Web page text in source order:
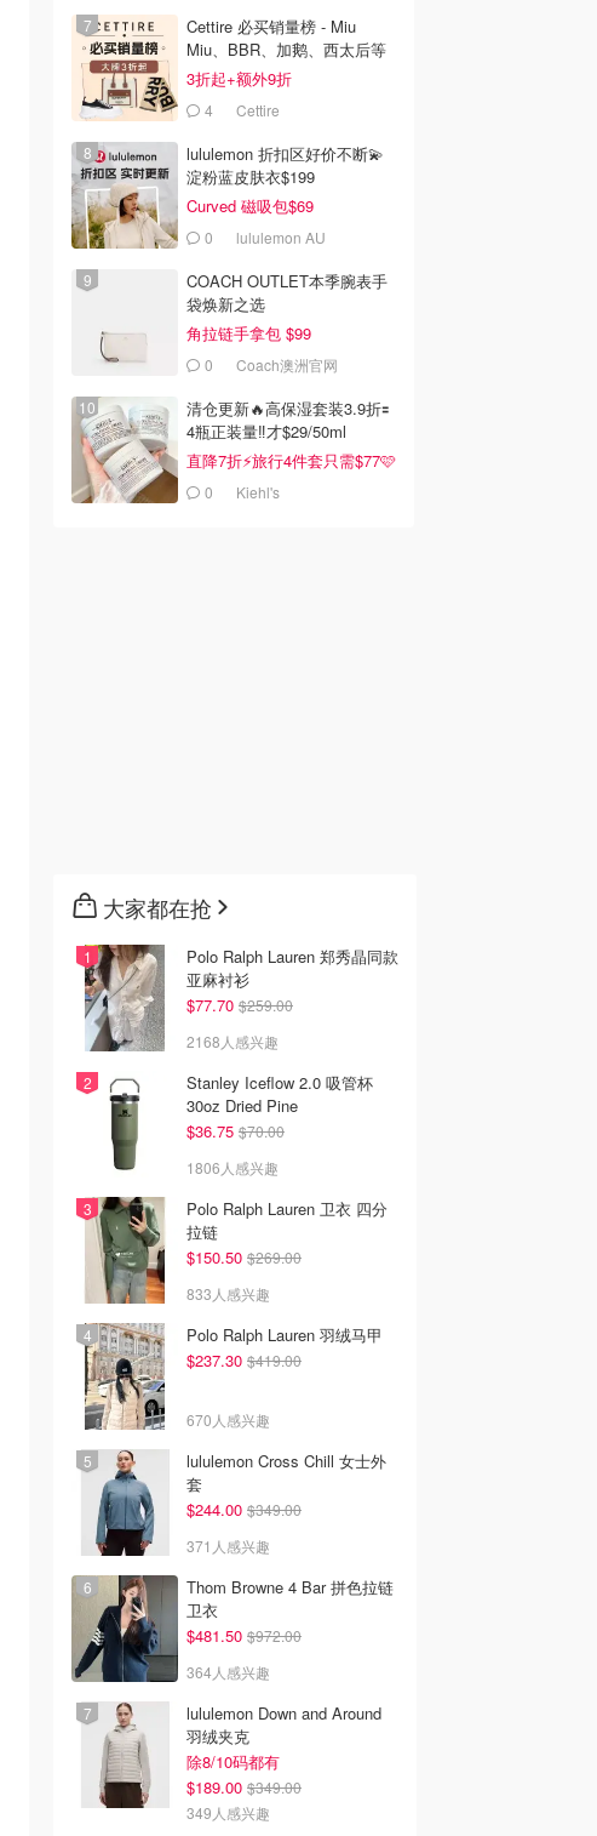
Cettire 必买销量榜 - Miu
Miu、BBR、加鹅、西太后等
汇总！
3折起+额外9折
4 Cettire
lululemon 折扣区好价不断💫
淀粉蓝皮肤衣$199
Curved 磁吸包$69
0 lululemon AU
COACH OUTLET本季腕表手
袋焕新之选
角拉链手拿包 $99
0 Coach澳洲官网
清仓更新🔥高保湿套装3.9折🟰
4瓶正装量‼️才$29/50ml
直降7折⚡旅行4件套只需$77🩷
0 Kiehl's
大家都在抢
Polo Ralph Lauren 郑秀晶同款
亚麻衬衫
$77.70 $259.00
2168人感兴趣
Stanley Iceflow 2.0 吸管杯
30oz Dried Pine
$36.75 $70.00
1806人感兴趣
Polo Ralph Lauren 卫衣 四分
拉链
$150.50 $269.00
833人感兴趣
Polo Ralph Lauren 羽绒马甲
$237.30 $419.00
670人感兴趣
lululemon Cross Chill 女士外
套
$244.00 $349.00
371人感兴趣
Thom Browne 4 Bar 拼色拉链
卫衣
$481.50 $972.00
364人感兴趣
lululemon Down and Around
羽绒夹克
除8/10码都有
$189.00 $349.00
349人感兴趣